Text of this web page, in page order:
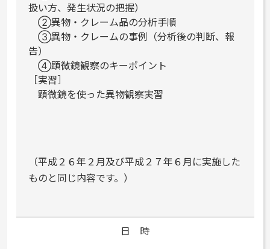
扱い方、発生状況の把握）
②異物・クレーム品の分析手順
③異物・クレームの事例（分析後の判断、報
告）
④顕微鏡観察のキーポイント
［実習］
顕微鏡を使った異物観察実習
（平成２６年２月及び平成２７年６月に実施した
ものと同じ内容です。）
日 時